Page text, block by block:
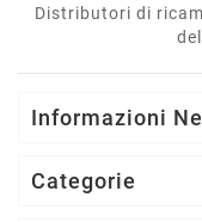
Distributori di
Informazioni
Categorie